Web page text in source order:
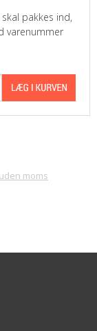
pakkes ind,
varenummer
moms